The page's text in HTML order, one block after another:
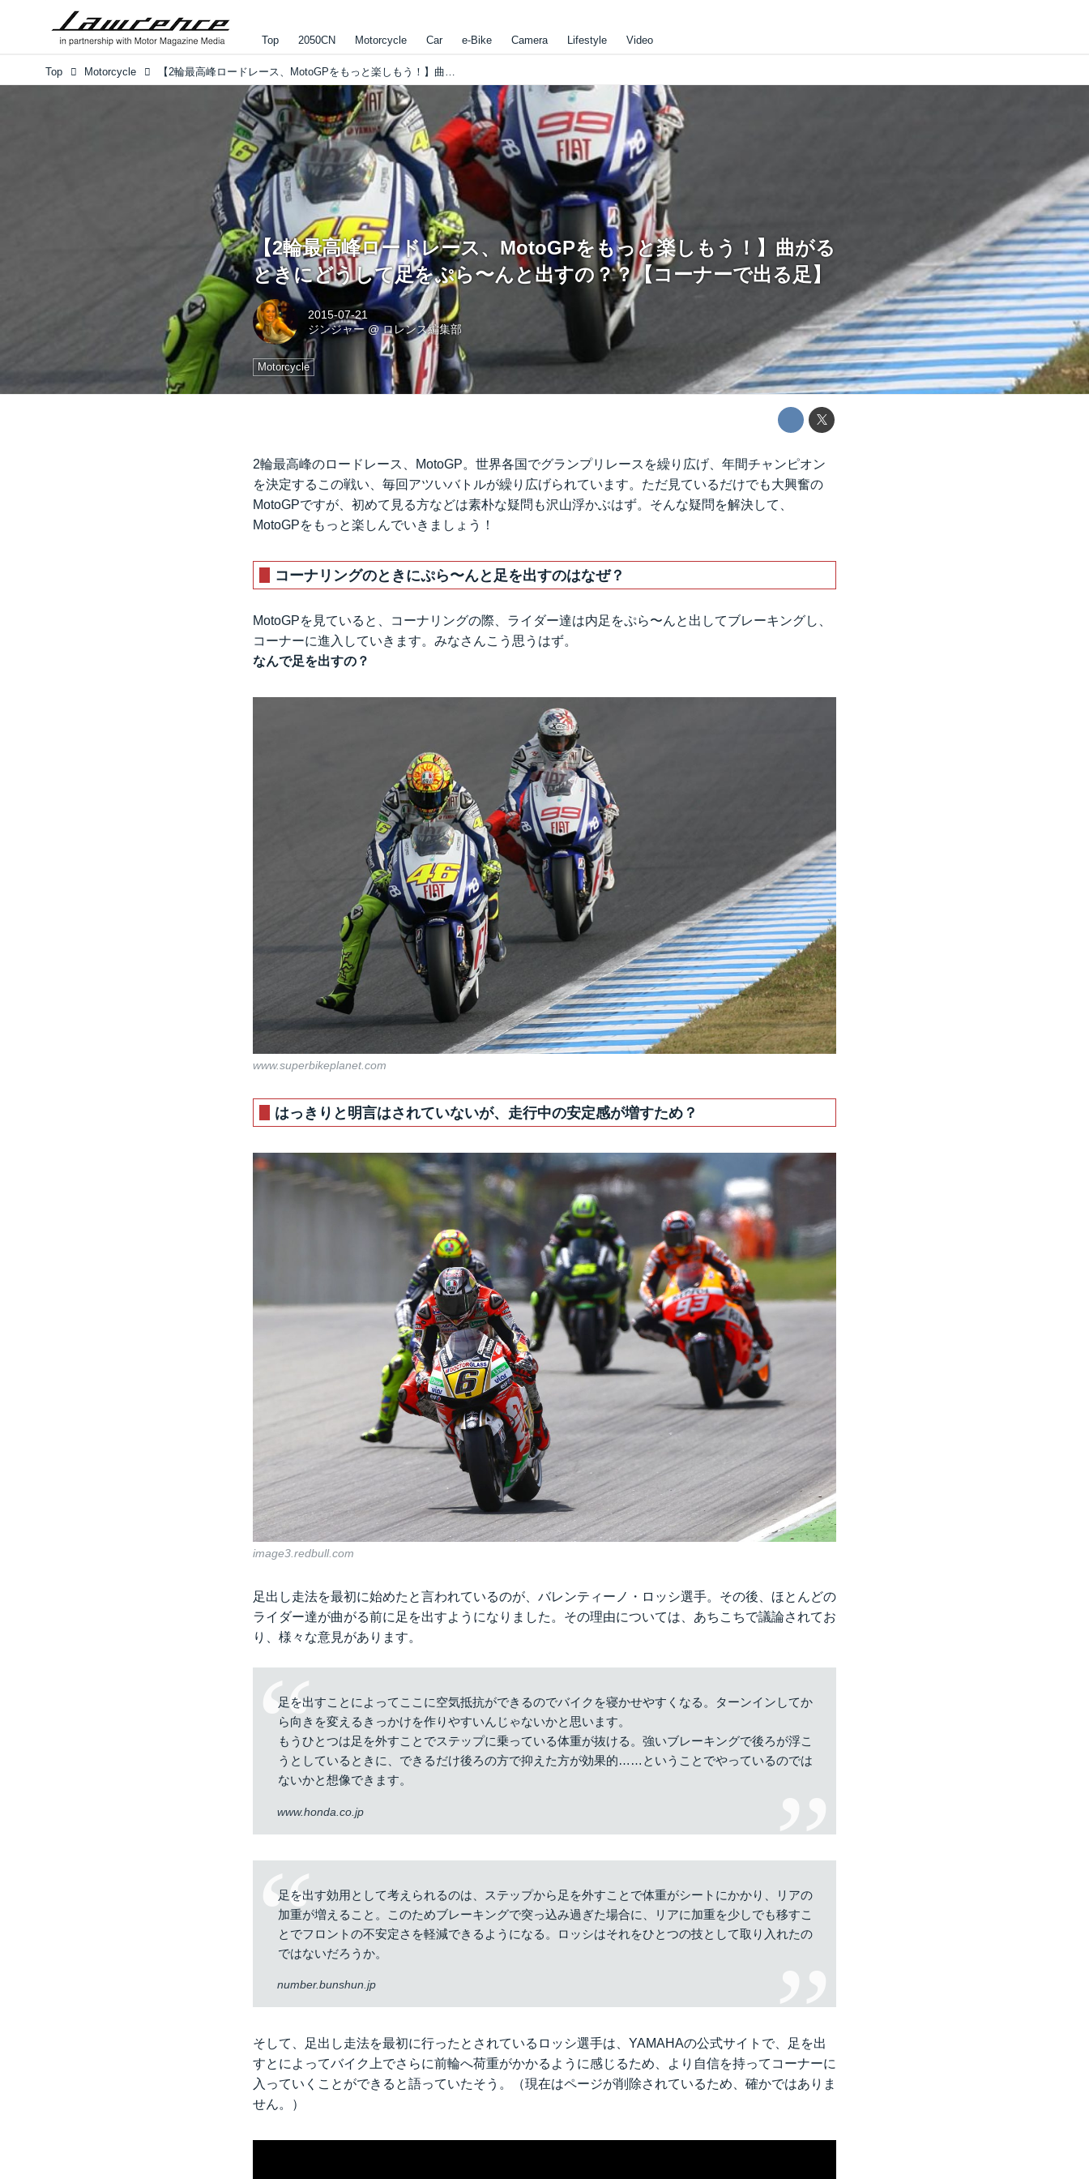
Top 2050CN Motorcycle Car e-Bike Camera Lifestyle Video
Top Motorcycle 【2輪最高峰ロードレース、MotoGPをもっと楽しもう！】曲がるときにどうして足をぷら〜んと出すの？？【コーナーで出る足】
【2輪最高峰ロードレース、MotoGPをもっと楽しもう！】曲がる
ときにどうして足をぷら〜んと出すの？？【コーナーで出る足】
2015-07-21
ジンジャー@ロレンス編集部
Motorcycle
2輪最高峰のロードレース、MotoGP。世界各国でグランプリレースを繰り広げ、年間チャンピオン
を決定するこの戦い、毎回アツいバトルが繰り広げられています。ただ見ているだけでも大興奮の
MotoGPですが、初めて見る方などは素朴な疑問も沢山浮かぶはず。そんな疑問を解決して、
MotoGPをもっと楽しんでいきましょう！
コーナリングのときにぷら〜んと足を出すのはなぜ？
MotoGPを見ていると、コーナリングの際、ライダー達は内足をぷら〜んと出してブレーキングし、
コーナーに進入していきます。みなさんこう思うはず。
なんで足を出すの？
www.superbikeplanet.com
はっきりと明言はされていないが、走行中の安定感が増すため？
image3.redbull.com
足出し走法を最初に始めたと言われているのが、バレンティーノ・ロッシ選手。その後、ほとんどの
ライダー達が曲がる前に足を出すようになりました。その理由については、あちこちで議論されてお
り、様々な意見があります。
足を出すことによってここに空気抵抗ができるのでバイクを寝かせやすくなる。ターンインしてか
ら向きを変えるきっかけを作りやすいんじゃないかと思います。
もうひとつは足を外すことでステップに乗っている体重が抜ける。強いブレーキングで後ろが浮こ
うとしているときに、できるだけ後ろの方で抑えた方が効果的……ということでやっているのでは
ないかと想像できます。
www.honda.co.jp
足を出す効用として考えられるのは、ステップから足を外すことで体重がシートにかかり、リアの
加重が増えること。このためブレーキングで突っ込み過ぎた場合に、リアに加重を少しでも移すこ
とでフロントの不安定さを軽減できるようになる。ロッシはそれをひとつの技として取り入れたの
ではないだろうか。
number.bunshun.jp
そして、足出し走法を最初に行ったとされているロッシ選手は、YAMAHAの公式サイトで、足を出
すとによってバイク上でさらに前輪へ荷重がかかるように感じるため、より自信を持ってコーナーに
入っていくことができると語っていたそう。（現在はページが削除されているため、確かではありま
せん。）